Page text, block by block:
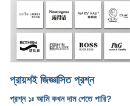
প্রায়শই জিজ্ঞাসিত প্রশ্ন
প্রশ্ন ১ঃ আমি কখন দাম পেতে পারি?